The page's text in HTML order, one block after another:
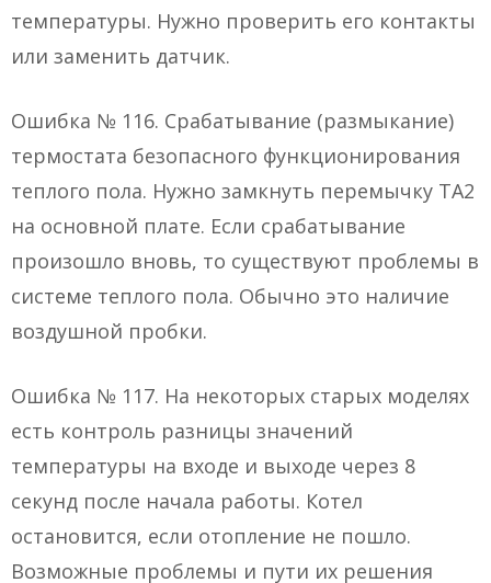
температуры. Нужно проверить его контакты
или заменить датчик.
Ошибка № 116. Срабатывание (размыкание)
термостата безопасного функционирования
теплого пола. Нужно замкнуть перемычку TA2
на основной плате. Если срабатывание
произошло вновь, то существуют проблемы в
системе теплого пола. Обычно это наличие
воздушной пробки.
Ошибка № 117. На некоторых старых моделях
есть контроль разницы значений
температуры на входе и выходе через 8
секунд после начала работы. Котел
остановится, если отопление не пошло.
Возможные проблемы и пути их решения